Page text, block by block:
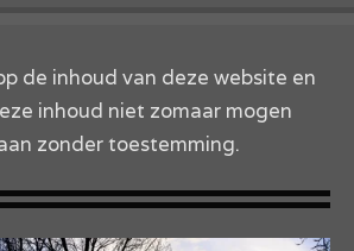
de inhoud van deze website en
inhoud niet zomaar mogen
zonder toestemming.